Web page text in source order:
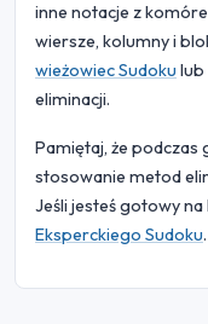
inne notacje z
wiersze, kolumny i
wieżowiec Sudoku lub
eliminacji.
Pamiętaj, że podczas
stosowanie metod
Jeśli jesteś gotowy
Eksperckiego Sudoku.